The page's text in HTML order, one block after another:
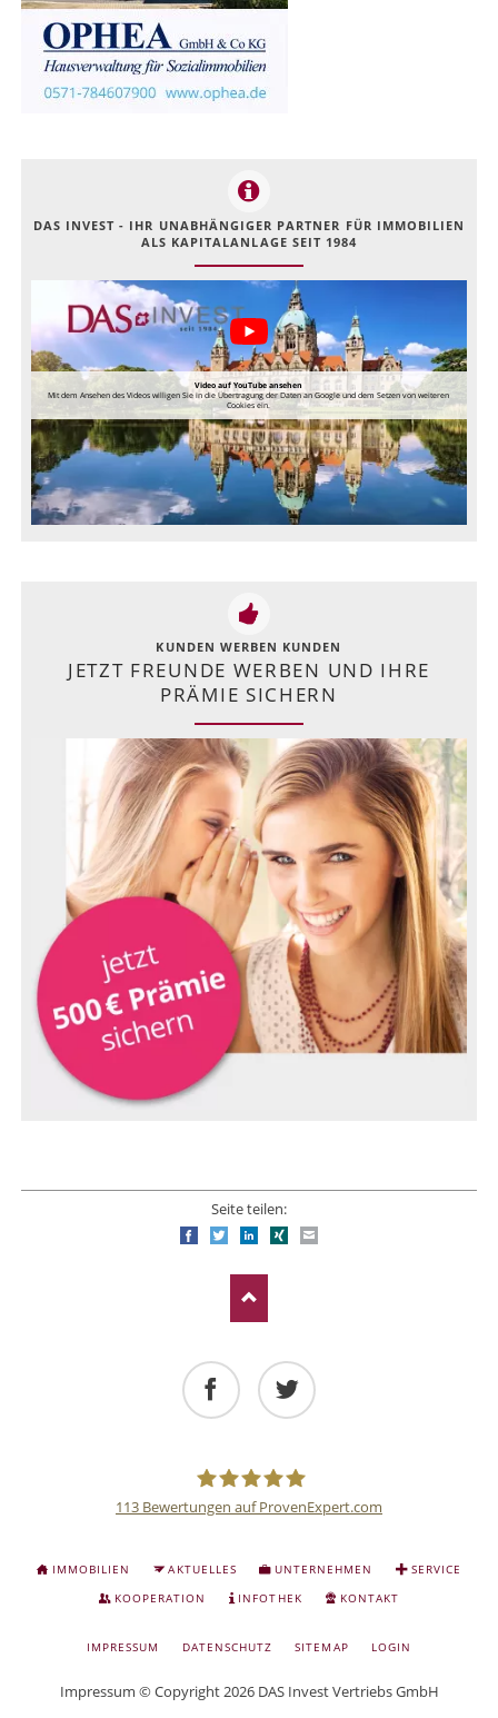
DAS INVEST - IHR UNABHÄNGIGER PARTNER FÜR IMMOBILIEN
ALS KAPITALANLAGE SEIT 1984
Video auf YouTube ansehen
Mit dem Ansehen des Videos willigen Sie in die Übertragung der Daten an Google und dem Setzen von weiteren
Cookies ein.
KUNDEN WERBEN KUNDEN
JETZT FREUNDE WERBEN UND IHRE
PRÄMIE SICHERN
Seite teilen:
FacebookTwitterLinkedIn
Xing
Anlage
und
113 Bewertungen auf ProvenExpert.com
NAVIGATION
ÜBERSPRINGEN
IMMOBILIEN AKTUELLES UNTERNEHMEN
SERVICE
KOOPERATION
INFOTHEK KONTAKT
IMPRESSUM DATENSCHUTZ SITEMAP LOGIN
Impressum © Copyright 2026 DAS Invest Vertriebs GmbH